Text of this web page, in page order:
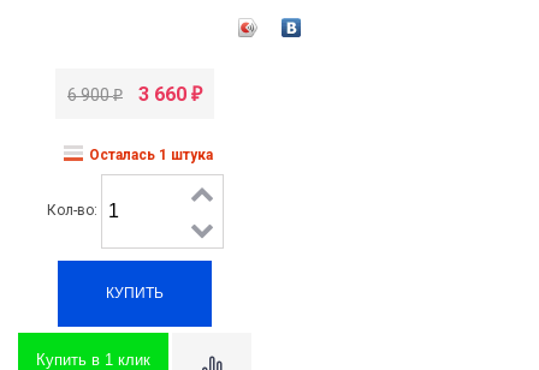
6 900₽ 3 660 ₽
Осталась 1 штука
Кол-во:
Купить в 1 клик